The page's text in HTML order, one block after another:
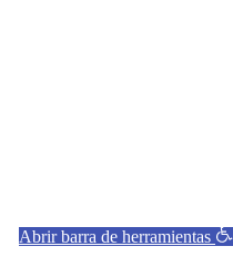
Abrir barra de herramientas